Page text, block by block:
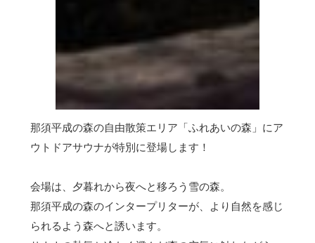
那須平成の森の自由散策エリア「ふれあいの森」にア
ウトドアサウナが特別に登場します！
会場は、夕暮れから夜へと移ろう雪の森。
那須平成の森のインタープリターが、より自然を感じ
られるよう森へと誘います。